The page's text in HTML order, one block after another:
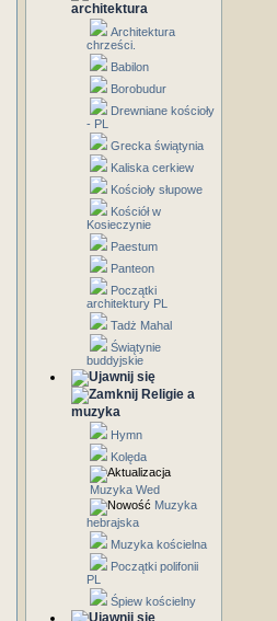
architektura
Architektura
chrześci.
Babilon
Borobudur
Drewniane kościoły
- PL
Grecka świątynia
Kaliska cerkiew
Kościoły słupowe
Kościół w
Kosieczynie
Paestum
Panteon
Początki
architektury PL
Tadż Mahal
Świątynie
buddyjskie
Religie a
muzyka
Hymn
Kolęda
Muzyka Wed
Muzyka
hebrajska
Muzyka kościelna
Początki polifonii
PL
Śpiew kościelny